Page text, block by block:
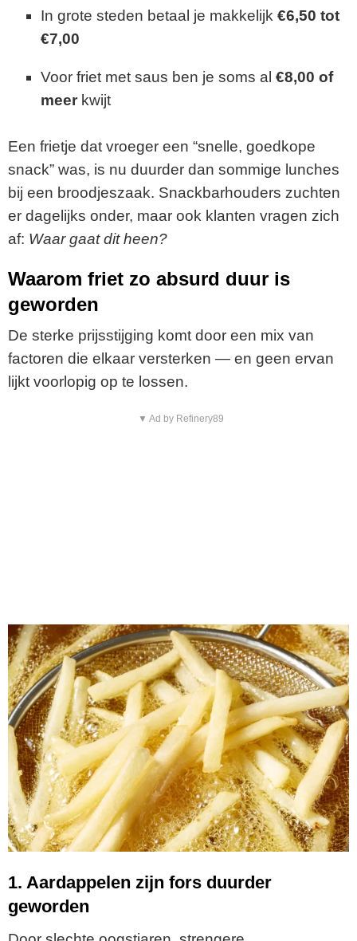
In grote steden betaal je makkelijk €6,50 tot
€7,00
Voor friet met saus ben je soms al €8,00 of
meerkwijt
Een frietje dat vroeger een “snelle, goedkope
snack” was, is nu duurder dan sommige lunches
bij een broodjeszaak. Snackbarhouders zuchten
er dagelijks onder, maar ook klanten vragen zich
af: Waar gaat dit heen?
Waarom friet zo absurd duur is
geworden
De sterke prijsstijging komt door een mix van
factoren die elkaar versterken — en geen ervan
lijkt voorlopig op te lossen.
▼ Ad by Refinery89
1. Aardappelen zijn fors duurder
geworden